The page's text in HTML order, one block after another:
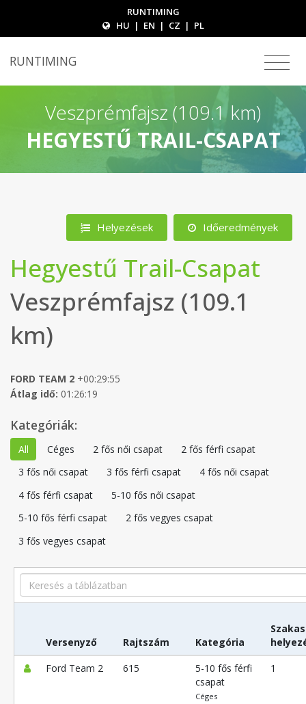
RUNTIMING
HU | EN | CZ | PL
RUNTIMING
Veszprémfajsz (109.1 km)
HEGYESTŰ TRAIL-CSAPAT
Helyezések Időeredmények
Hegyestű Trail-Csapat
Veszprémfajsz (109.1
km)
FORD TEAM 2 +00:29:55
Átlag idő: 01:26:19
Kategóriák:
All Céges 2 fős női csapat
2 fős férfi csapat
3 fős női csapat
3 fős férfi csapat
4 fős női csapat
4 fős férfi csapat
5-10 fős női csapat
5-10 fős férfi csapat
2 fős vegyes csapat
3 fős vegyes csapat
Search
Versenyző Rajtszám Kategória
Ford Team 2
615
5-10 fős férfi
csapat
Céges
1